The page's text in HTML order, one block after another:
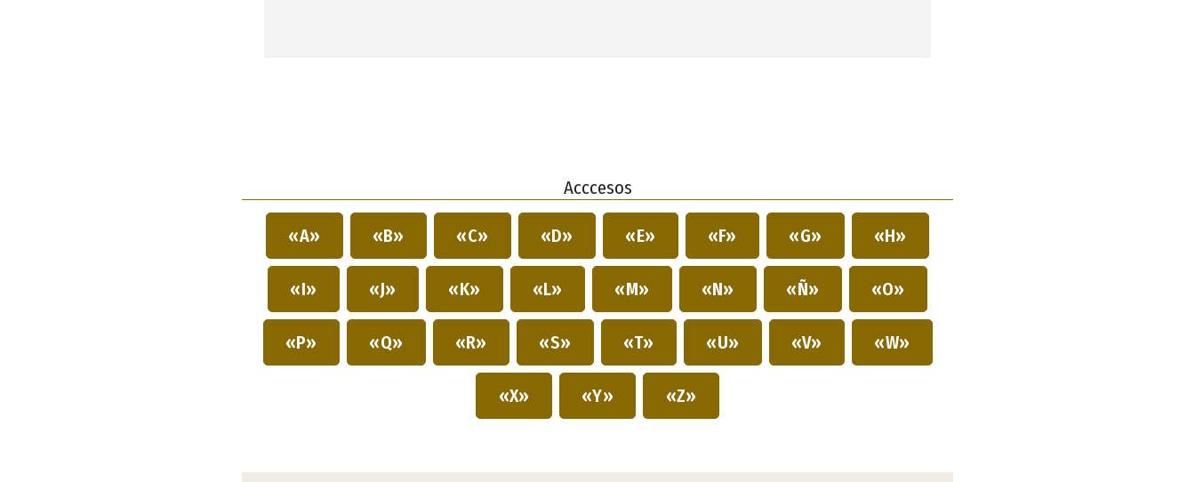
Acccesos
«A» «B» «C» «D» «E» «F» «G» «H»
«I» «J» «K» «L» «M» «N» «Ñ» «O»
«P» «Q» «R» «S» «T» «U» «V» «W»
«X» «Y» «Z»